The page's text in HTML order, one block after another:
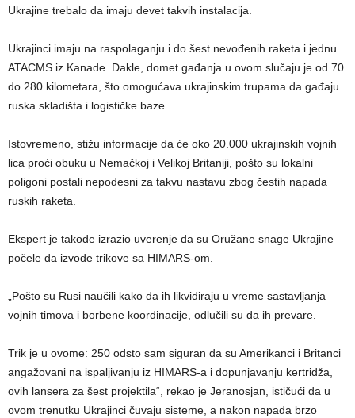
Ukrajine trebalo da imaju devet takvih instalacija.
Ukrajinci imaju na raspolaganju i do šest nevođenih raketa i jednu
ATACMS iz Kanade. Dakle, domet gađanja u ovom slučaju je od 70
do 280 kilometara, što omogućava ukrajinskim trupama da gađaju
ruska skladišta i logističke baze.
Istovremeno, stižu informacije da će oko 20.000 ukrajinskih vojnih
lica proći obuku u Nemačkoj i Velikoj Britaniji, pošto su lokalni
poligoni postali nepodesni za takvu nastavu zbog čestih napada
ruskih raketa.
Ekspert je takođe izrazio uverenje da su Oružane snage Ukrajine
počele da izvode trikove sa HIMARS-om.
„Pošto su Rusi naučili kako da ih likvidiraju u vreme sastavljanja
vojnih timova i borbene koordinacije, odlučili su da ih prevare.
Trik je u ovome: 250 odsto sam siguran da su Amerikanci i Britanci
angažovani na ispaljivanju iz HIMARS-a i dopunjavanju kertridža,
ovih lansera za šest projektila“, rekao je Jeranosjan, ističući da u
ovom trenutku Ukrajinci čuvaju sisteme, a nakon napada brzo